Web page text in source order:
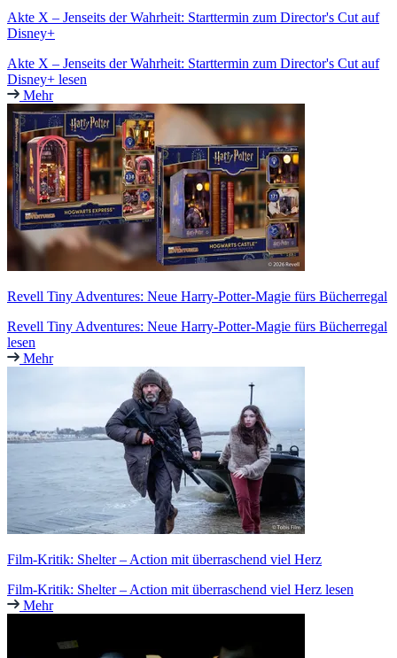
Akte X – Jenseits der Wahrheit: Starttermin zum Director's Cut auf
Disney+
Akte X – Jenseits der Wahrheit: Starttermin zum Director's Cut auf
Disney+ lesen
Mehr
Revell Tiny Adventures: Neue Harry-Potter-Magie fürs Bücherregal
Revell Tiny Adventures: Neue Harry-Potter-Magie fürs Bücherregal
lesen
Mehr
Film-Kritik: Shelter – Action mit überraschend viel Herz
Film-Kritik: Shelter – Action mit überraschend viel Herz lesen
Mehr